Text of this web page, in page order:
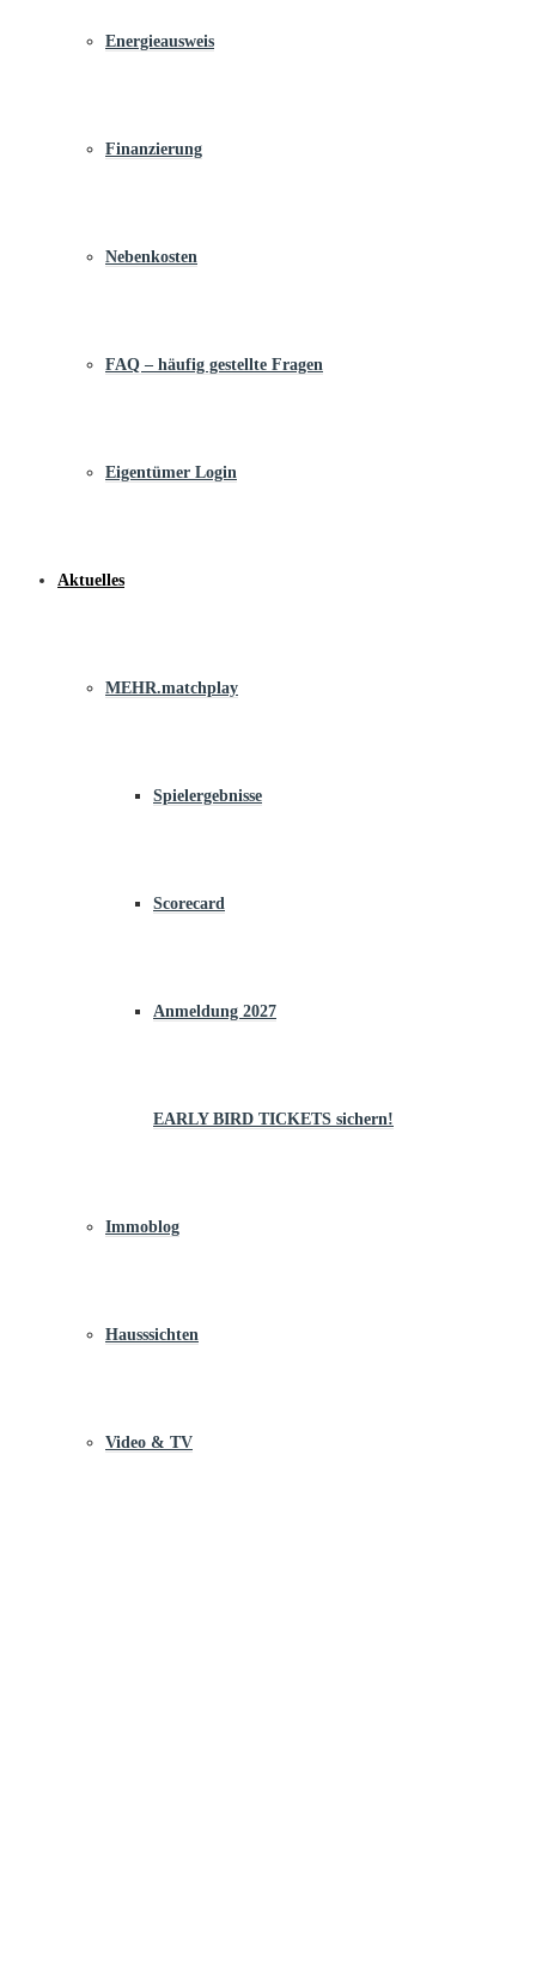
Energieausweis
Finanzierung
Nebenkosten
FAQ – häufig gestellte Fragen
Eigentümer Login
Aktuelles
MEHR.matchplay
Spielergebnisse
Scorecard
Anmeldung 2027
EARLY BIRD TICKETS sichern!
Immoblog
Hausssichten
Video & TV